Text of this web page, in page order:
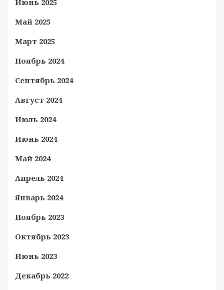
Май 2025
Март 2025
Ноябрь 2024
Сентябрь 2024
Август 2024
Июль 2024
Июнь 2024
Май 2024
Апрель 2024
Январь 2024
Ноябрь 2023
Октябрь 2023
Июнь 2023
Декабрь 2022